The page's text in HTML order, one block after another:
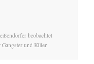
beobachtet
und Killer.